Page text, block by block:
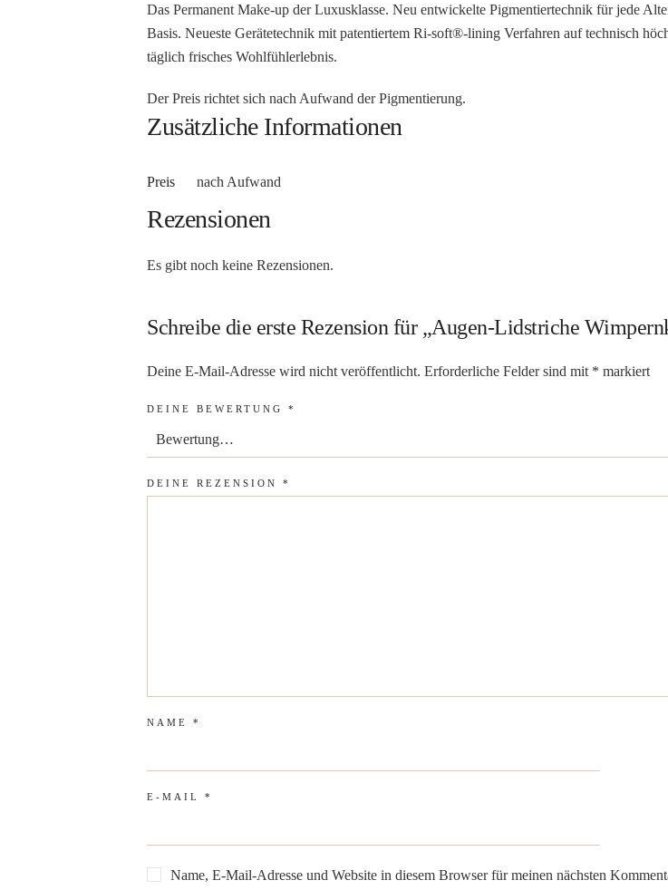
Das Permanent Make-up der Luxusklasse. Neu entwickelte Pigmentiertechnik für jede
Basis. Neueste Gerätetechnik mit patentiertem Ri-soft®-lining Verfahren auf technisch
täglich frisches Wohlfühlerlebnis.
Der Preis richtet sich nach Aufwand der Pigmentierung.
Zusätzliche Informationen
Preis nach Aufwand
Rezensionen
Es gibt noch keine Rezensionen.
Schreibe die erste Rezension für „Augen-Lidstriche
Deine E-Mail-Adresse wird nicht veröffentlicht. Erforderliche Felder sind mit * markiert
DEINE BEWERTUNG *
DEINE REZENSION *
NAME *
E-MAIL *
Name, E-Mail-Adresse und Website in diesem Browser für meinen nächsten